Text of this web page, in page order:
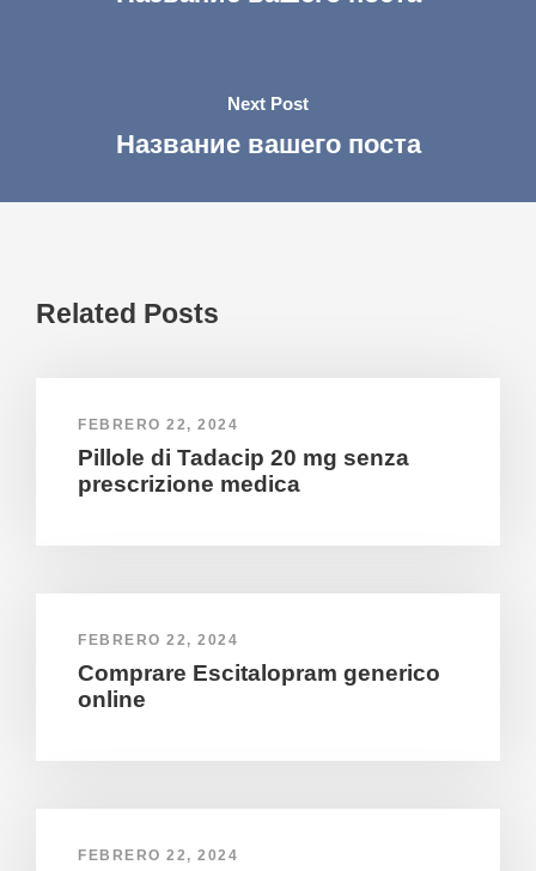
Next Post
Название вашего поста
Related Posts
FEBRERO 22, 2024
Pillole di Tadacip 20 mg senza
prescrizione medica
FEBRERO 22, 2024
Comprare Escitalopram generico
online
FEBRERO 22, 2024